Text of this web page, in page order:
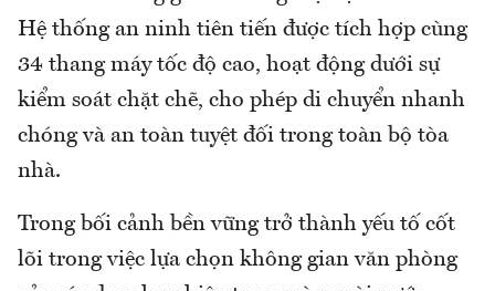
Hệ thống an ninh tiên tiến được tích hợp cùng
34 thang máy tốc độ cao, hoạt động dưới sự
kiểm soát chặt chẽ, cho phép di chuyển nhanh
chóng và an toàn tuyệt đối trong toàn bộ tòa
nhà.
Trong bối cảnh bền vững trở thành yếu tố cốt
lõi trong việc lựa chọn không gian văn phòng